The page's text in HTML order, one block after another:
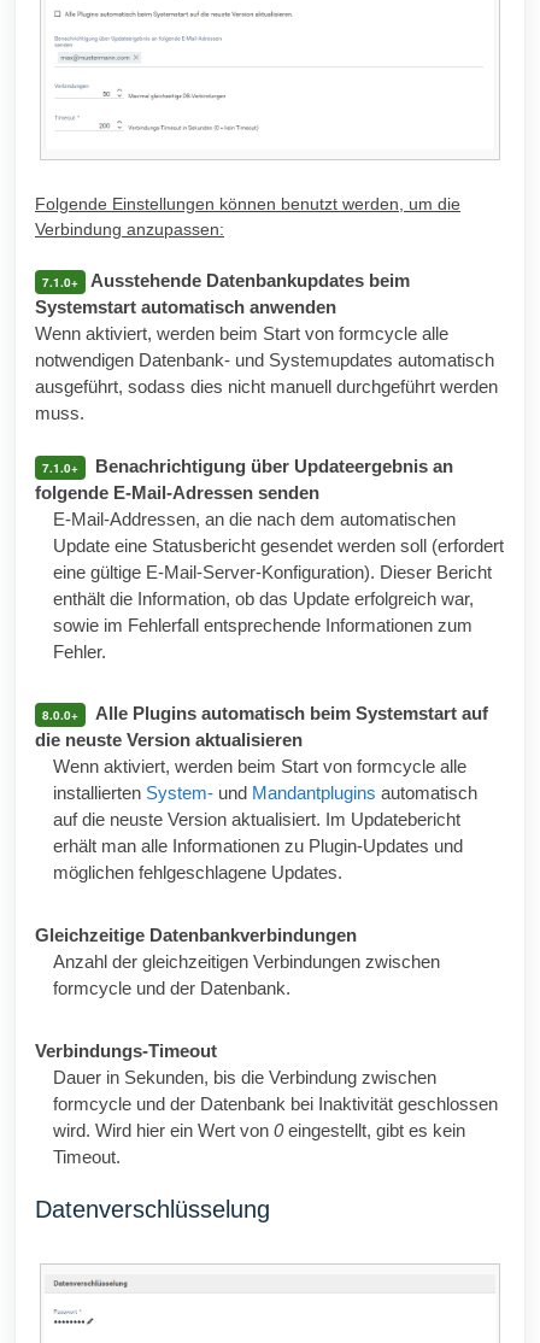
Folgende Einstellungen können benutzt werden, um die
Verbindung anzupassen:
7.1.0+
Ausstehende Datenbankupdates beim
Systemstart automatisch anwenden
Wenn aktiviert, werden beim Start von formcycle alle
notwendigen Datenbank- und Systemupdates automatisch
ausgeführt, sodass dies nicht manuell durchgeführt werden
muss.
7.1.0+
Benachrichtigung über Updateergebnis an
folgende E-Mail-Adressen senden
E-Mail-Addressen, an die nach dem automatischen
Update eine Statusbericht gesendet werden soll (erfordert
eine gültige E-Mail-Server-Konfiguration). Dieser Bericht
enthält die Information, ob das Update erfolgreich war,
sowie im Fehlerfall entsprechende Informationen zum
Fehler.
8.0.0+
Alle Plugins automatisch beim Systemstart auf
die neuste Version aktualisieren
Wenn aktiviert, werden beim Start von formcycle alle
installierten System- und Mandantplugins automatisch
auf die neuste Version aktualisiert. Im Updatebericht
erhält man alle Informationen zu Plugin-Updates und
möglichen fehlgeschlagene Updates.
Gleichzeitige Datenbankverbindungen
Anzahl der gleichzeitigen Verbindungen zwischen
formcycle und der Datenbank.
Verbindungs-Timeout
Dauer in Sekunden, bis die Verbindung zwischen
formcycle und der Datenbank bei Inaktivität geschlossen
wird. Wird hier ein Wert von 0eingestellt, gibt es kein
Timeout.
Datenverschlüsselung